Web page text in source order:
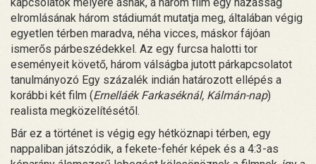
elromlásának három stádiumát mutatja meg, általában végig
egyetlen térben maradva, néha vicces, máskor fájóan
ismerős párbeszédekkel. Az egy furcsa halotti tor
eseményeit követő, három válságba jutott párkapcsolatot
tanulmányozó Egy százalék indián határozott ellépés a
korábbi két film (Ernelláék Farkaséknál, Kálmán-nap)
realista megközelítésétől.
Bár ez a történet is végig egy hétköznapi térben, egy
nappaliban játszódik, a fekete-fehér képek és a 4:3-as